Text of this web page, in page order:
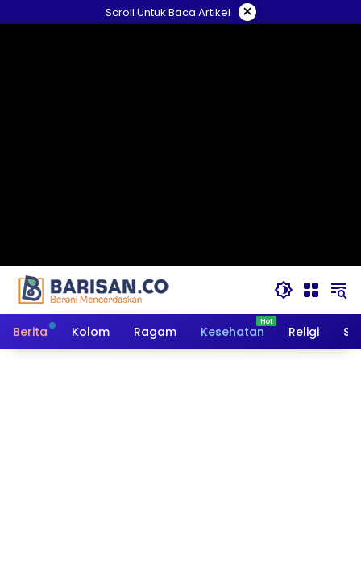
ke
Scroll Untuk Baca Artikel ×
Berita Kolom Ragam Kesehatan Religi